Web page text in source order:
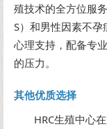
殖技术的全方位服
S）和男性因素不孕
心理支持，配备专
的压力。
其他优质选择
HRC生殖中心